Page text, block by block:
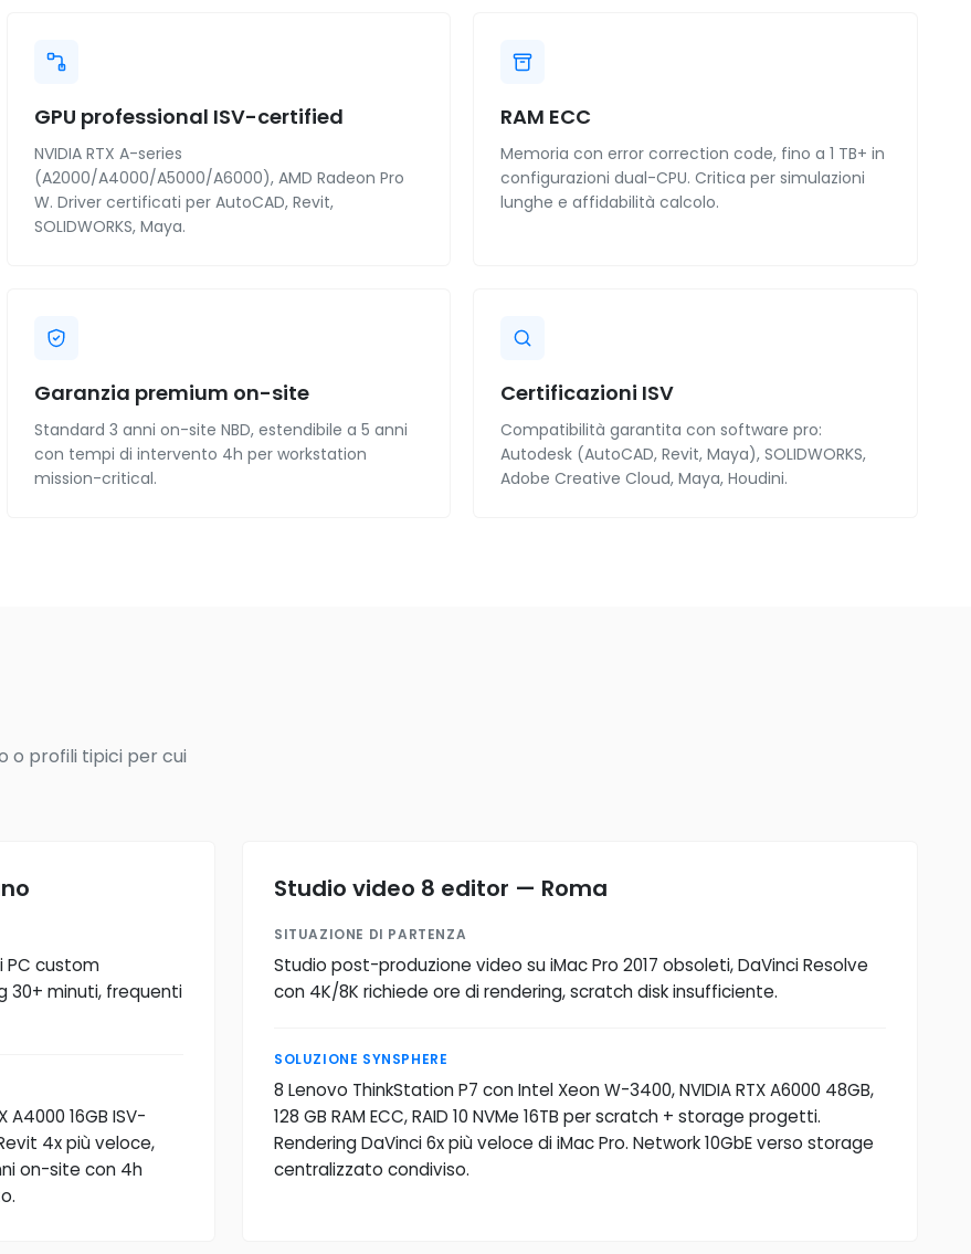
GPU professional ISV-certified
NVIDIA RTX A-series
(A2000/A4000/A5000/A6000), AMD Radeon Pro
W. Driver certificati per AutoCAD, Revit,
SOLIDWORKS, Maya.
RAM ECC
Memoria con error correction code, fino a 1 TB+ in
configurazioni dual-CPU. Critica per simulazioni
lunghe e affidabilità calcolo.
Garanzia premium on-site
Standard 3 anni on-site NBD, estendibile a 5 anni
con tempi di intervento 4h per workstation
mission-critical.
Certificazioni ISV
Compatibilità garantita con software pro:
Autodesk (AutoCAD, Revit, Maya), SOLIDWORKS,
Adobe Creative Cloud, Maya, Houdini.
o profili tipici per cui
PC custom
30+ minuti, frequenti
A4000 16GB ISV-
4x più veloce,
on-site con 4h
Studio video 8 editor — Roma
SITUAZIONE DI PARTENZA
Studio post-produzione video su iMac Pro 2017 obsoleti, DaVinci Resolve
con 4K/8K richiede ore di rendering, scratch disk insufficiente.
SOLUZIONE SYNSPHERE
8 Lenovo ThinkStation P7 con Intel Xeon W-3400, NVIDIA RTX A6000 48GB,
128 GB RAM ECC, RAID 10 NVMe 16TB per scratch + storage progetti.
Rendering DaVinci 6x più veloce di iMac Pro. Network 10GbE verso storage
centralizzato condiviso.